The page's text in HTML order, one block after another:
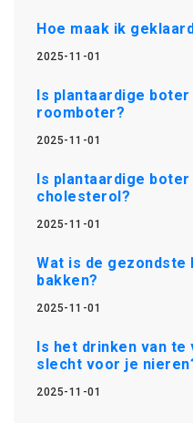
Hoe maak ik
2025-11-01
Is plantaardige
roomboter?
2025-11-01
Is plantaardige
cholesterol?
2025-11-01
Wat is de gezondste
bakken?
2025-11-01
Is het drinken van te
slecht voor je
2025-11-01